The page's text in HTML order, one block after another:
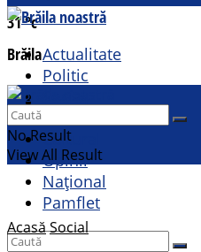
31°c
Brăila
Contact
Actualitate
Politic
Cultural
Opinii
Național
Pamflet
No Result
View All Result
AcasăSocial